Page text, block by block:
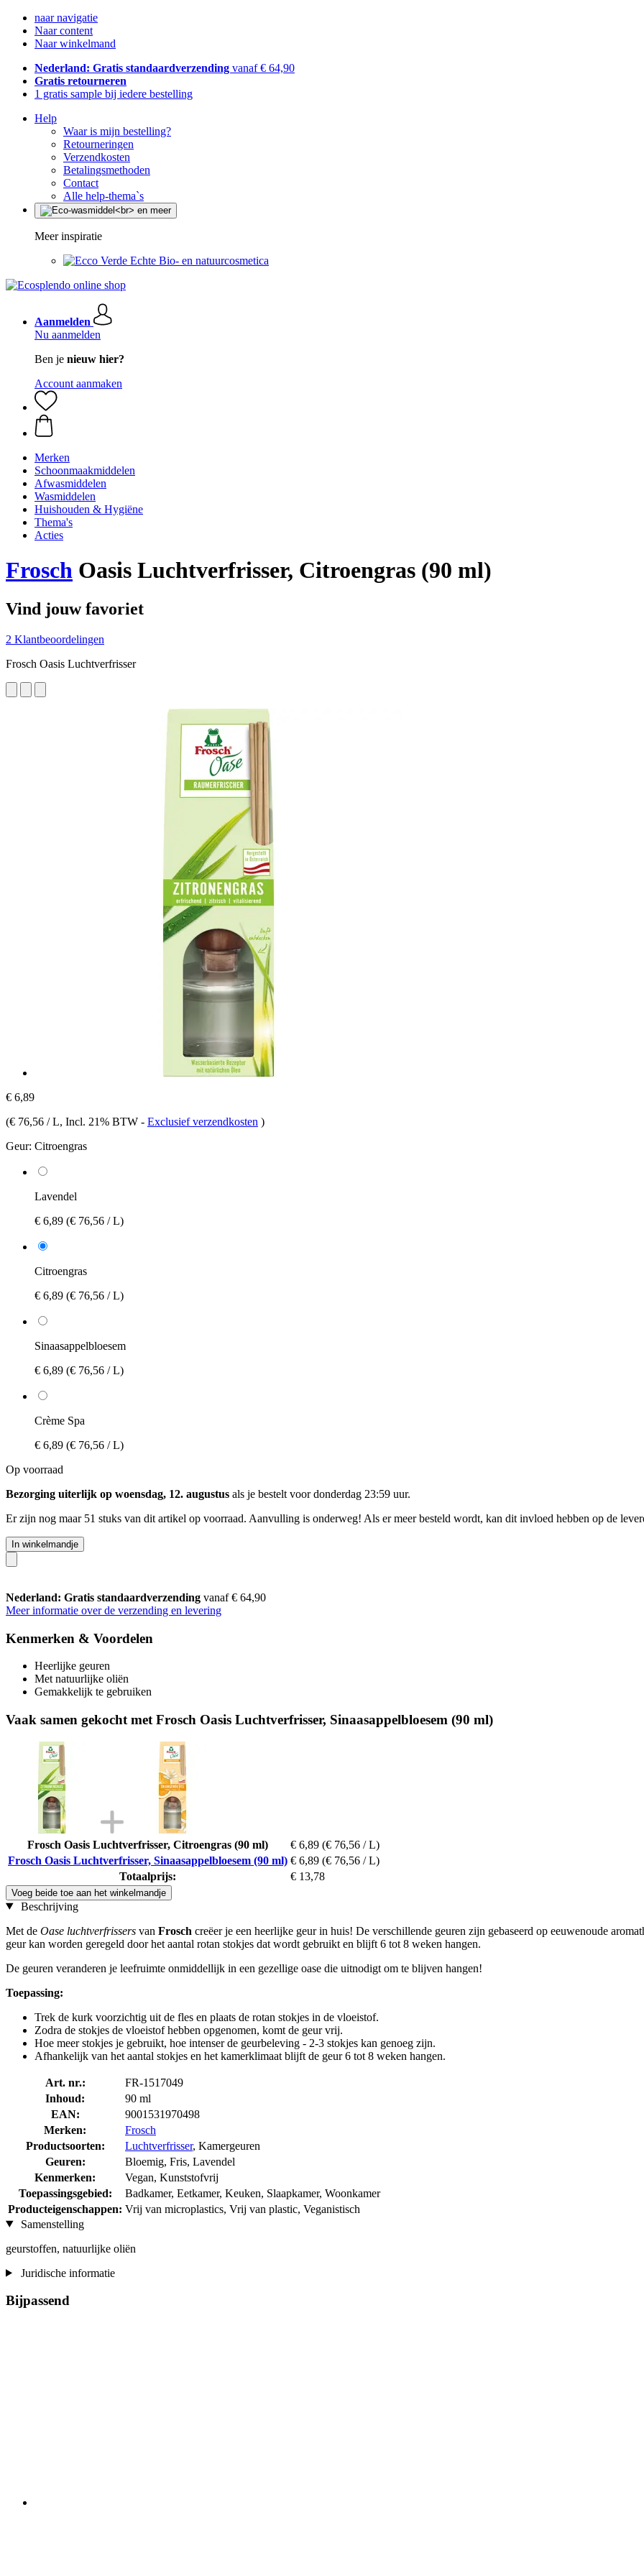
naar navigatie
Naar content
Naar winkelmand
Nederland: Gratis standaardverzending vanaf € 64,90
Gratis retourneren
1 gratis sample bij iedere bestelling
Help
Waar is mijn bestelling?
Retourneringen
Verzendkosten
Betalingsmethoden
Contact
Alle help-thema`s
Meer inspiratie
Echte Bio- en natuurcosmetica
Aanmelden
Nu aanmelden
Ben je nieuw hier?
Account aanmaken
Merken
Schoonmaakmiddelen
Afwasmiddelen
Wasmiddelen
Huishouden & Hygiëne
Thema's
Acties
Frosch Oasis Luchtverfrisser, Citroengras (90 ml)
Vind jouw favoriet
2 Klantbeoordelingen
Frosch Oasis Luchtverfrisser
€ 6,89
(€ 76,56 / L, Incl. 21% BTW - Exclusief verzendkosten )
Geur: Citroengras
Lavendel
€ 6,89 (€ 76,56 / L)
Citroengras
€ 6,89 (€ 76,56 / L)
Sinaasappelbloesem
€ 6,89 (€ 76,56 / L)
Crème Spa
€ 6,89 (€ 76,56 / L)
Op voorraad
Bezorging uiterlijk op woensdag, 12. augustus als je bestelt voordonderdag 23:59 uur.
Er zijn nog maar 51 stuks van dit artikel op voorraad. Aanvulling is onderweg! Als er meer besteld wordt, kan dit invloed hebben op de
In winkelmandje
Nederland: Gratis standaardverzending vanaf € 64,90
Meer informatie over de verzending en levering
Kenmerken & Voordelen
Heerlijke geuren
Met natuurlijke oliën
Gemakkelijk te gebruiken
Vaak samen gekocht met Frosch Oasis Luchtverfrisser, Sinaasappelbloesem (90 ml)
Frosch Oasis Luchtverfrisser, Citroengras (90 ml) € 6,89 (€ 76,56 / L)
Frosch Oasis Luchtverfrisser, Sinaasappelbloesem (90 ml) € 6,89 (€ 76,56 / L)
Totaalprijs:
€ 13,78
Voeg beide toe aan het winkelmandje
Beschrijving
Met de Oase luchtverfrissers van Frosch creëer je een heerlijke geur in huis! De verschillende geuren zijn gebaseerd op eeuwenoude
geur kan worden geregeld door het aantal rotan stokjes dat wordt gebruikt en blijft 6 tot 8 weken hangen.
De geuren veranderen je leefruimte onmiddellijk in een gezellige oase die uitnodigt om te blijven hangen!
Toepassing:
Trek de kurk voorzichtig uit de fles en plaats de rotan stokjes in de vloeistof.
Zodra de stokjes de vloeistof hebben opgenomen, komt de geur vrij.
Hoe meer stokjes je gebruikt, hoe intenser de geurbeleving - 2-3 stokjes kan genoeg zijn.
Afhankelijk van het aantal stokjes en het kamerklimaat blijft de geur 6 tot 8 weken hangen.
Art. nr.:
FR-1517049
Inhoud:
90 ml
EAN:
9001531970498
Merken:
Frosch
Productsoorten:
Luchtverfrisser, Kamergeuren
Geuren:
Bloemig, Fris, Lavendel
Kenmerken:
Vegan, Kunststofvrij
Toepassingsgebied:
Badkamer, Eetkamer, Keuken, Slaapkamer, Woonkamer
Producteigenschappen: Vrij van microplastics, Vrij van plastic, Veganistisch
Samenstelling
geurstoffen, natuurlijke oliën
Juridische informatie
Bijpassend